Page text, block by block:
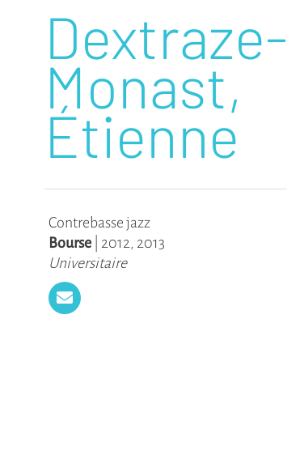
Dextraze-
Monast,
Étienne
Contrebasse jazz
Bourse
2012, 2013
Universitaire